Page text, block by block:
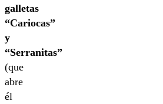
galletas
“Cariocas”
y
“Serranitas”
(que
abre
él